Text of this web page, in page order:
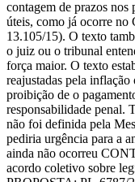
contagem de prazos nos
úteis, como já ocorre
13.105/15). O texto
o juiz ou o tribunal
força maior. O texto
reajustadas pela
proibição de o
responsabilidade penal.
não foi definida pela
pediria urgência para a
ainda não ocorreu
acordo coletivo sobre